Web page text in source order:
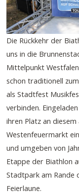
Die Rückkehr der
uns in die
Mittelpunkt
schon traditionell
als Stadtfest
verbinden.
ihren Platz an
Westenfeuermarkt
und umgeben von
Etappe der Biathlon
Stadtpark am Rande
Feierlaune.